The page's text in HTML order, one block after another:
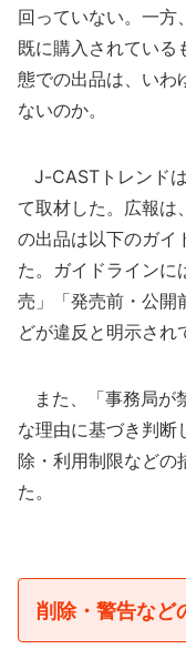
回っていない。一方
既に購入されている
態での出品は、いわ
ないのか。
J-CASTトレンド
て取材した。広報は
の出品は以下のガイ
た。ガイドラインに
売」「発売前・公開
どが違反と明示され
また、「事務局が
な理由に基づき判断
除・利用制限などの
た。
削除・警告など